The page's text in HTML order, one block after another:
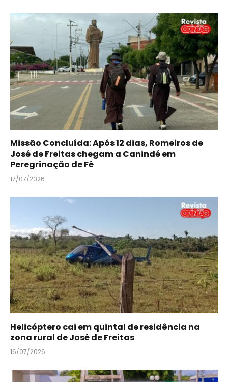
Missão Concluída: Após 12 dias, Romeiros de
José de Freitas chegam a Canindé em
Peregrinação de Fé
17/07/2026
Helicóptero cai em quintal de residência na
zona rural de José de Freitas
16/07/2026